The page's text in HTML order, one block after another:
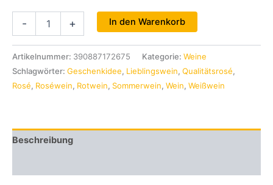
-
fruchtiger
0,75
l
+ In den Warenkorb
Artikelnummer: 390887172675 Kategorie: Weine
Schlagwörter: Geschenkidee, Lieblingswein, Qualitätsrosé,
Rosé, Roséwein, Rotwein, Sommerwein, Wein, Weißwein
Beschreibung